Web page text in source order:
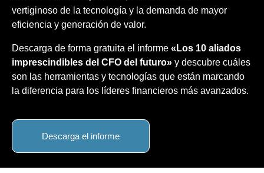
vertiginoso de la tecnología y la demanda de mayor
eficiencia y generación de valor.
Descarga de forma gratuita el informe «Los 10 aliados
imprescindibles del CFO del futuro» y descubre cuáles
son las herramientas y tecnologías que están marcando
la diferencia para los líderes financieros más avanzados.
Descarga el informe